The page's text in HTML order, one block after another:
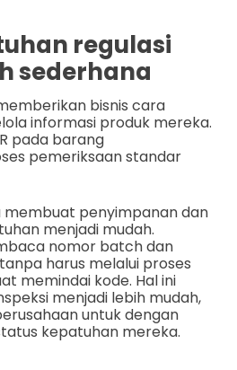
regulasi
sederhana
bisnis cara
informasi produk mereka.
pada barang
pemeriksaan standar
membuat penyimpanan dan
menjadi mudah.
nomor batch dan
harus melalui proses
memindai kode. Hal ini
menjadi lebih mudah,
untuk dengan
kepatuhan mereka.